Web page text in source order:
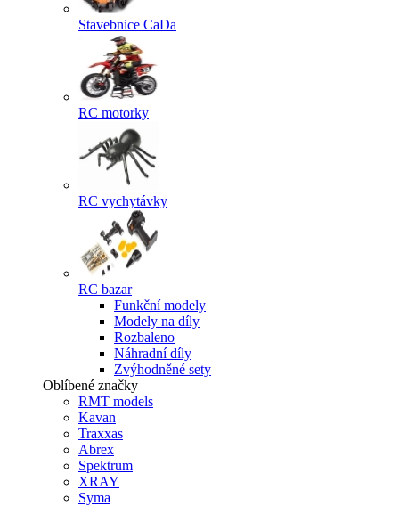
Stavebnice CaDa
RC motorky
RC vychytávky
RC bazar
Funkční modely
Modely na díly
Rozbaleno
Náhradní díly
Zvýhodněné sety
Oblíbené značky
RMT models
Kavan
Traxxas
Abrex
Spektrum
XRAY
Syma